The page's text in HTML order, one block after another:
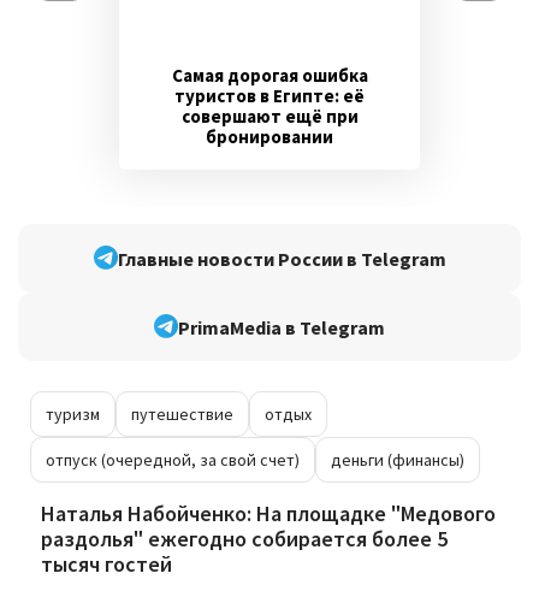
Самая дорогая ошибка
туристов в Египте: её
совершают ещё при
бронировании
Главные новости России в Telegram
PrimaMedia в Telegram
туризм путешествие отдых
отпуск (очередной, за свой счет) деньги (финансы)
Наталья Набойченко: На площадке "Медового
раздолья" ежегодно собирается более 5
тысяч гостей